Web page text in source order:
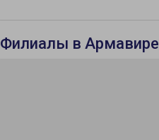
Филиалы в Армавире